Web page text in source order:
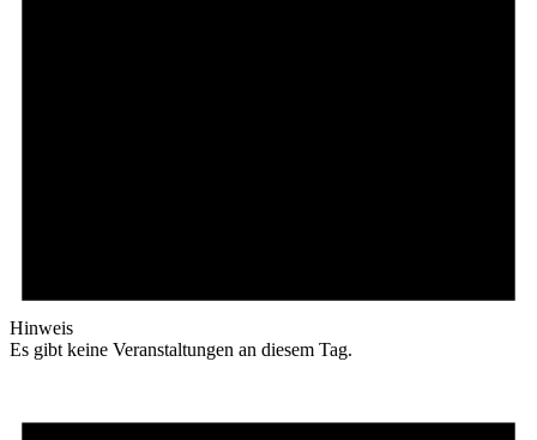
Hinweis
Es gibt keine Veranstaltungen an diesem Tag.